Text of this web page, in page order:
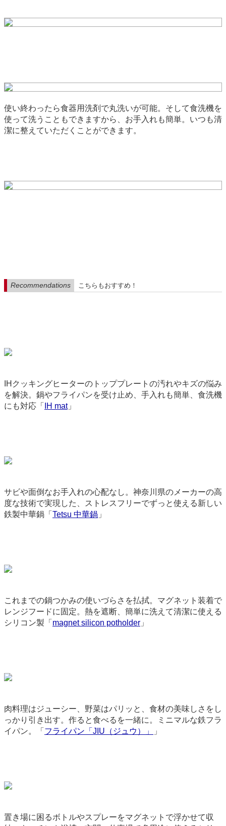
使い終わったら食器用洗剤で丸洗いが可能。そして食洗機を
使って洗うこともできますから、お手入れも簡単。いつも清
潔に整えていただくことができます。
Recommendations こちらもおすすめ！
IHクッキングヒーターのトッププレートの汚れやキズの悩み
を解決。鍋やフライパンを受け止め、手入れも簡単、食洗機
にも対応「
IH mat」
サビや面倒なお手入れの心配なし。神奈川県のメーカーの高
度な技術で実現した、ストレスフリーでずっと使える新しい
鉄製中華鍋「 Tetsu 中華鍋 」
これまでの鍋つかみの使いづらさを払拭。マグネット装着で
レンジフードに固定。熱を遮断、簡単に洗えて清潔に使える
シリコン製「 magnet silicon potholder 」
肉料理はジューシー、野菜はパリッと、食材の美味しさをし
っかり引き出す。作ると食べるを一緒に。ミニマルな鉄フラ
イパン。「 フライパン「JIU（ジュウ）」 」
置き場に困るボトルやスプレーをマグネットで浮かせて収